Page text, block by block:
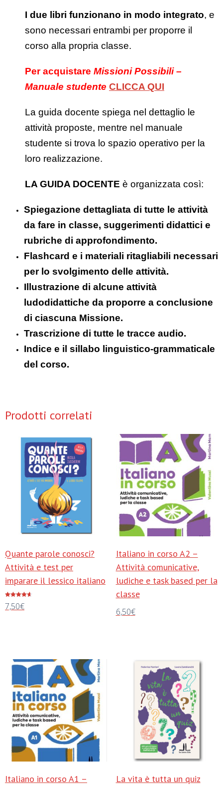
I due libri funzionano in modo integrato, e
sono necessari entrambi per proporre il
corso alla propria classe.
Per acquistare Missioni Possibili –
Manuale studente CLICCA QUI
La guida docente spiega nel dettaglio le
attività proposte, mentre nel manuale
studente si trova lo spazio operativo per la
loro realizzazione.
LA GUIDA DOCENTE è organizzata così:
Spiegazione dettagliata di tutte le attività
da fare in classe, suggerimenti didattici e
rubriche di approfondimento.
Flashcard e i materiali ritagliabili necessari
per lo svolgimento delle attività.
Illustrazione di alcune attività
ludodidattiche da proporre a conclusione
di ciascuna Missione.
Trascrizione di tutte le tracce audio.
Indice e il sillabo linguistico-grammaticale
del corso.
Prodotti correlati
Quante parole conosci?
Attività e test per
imparare il lessico italiano
4.63
su 5
7,50€
Italiano in corso A2 –
Attività comunicative,
ludiche e task based per la
classe
6,50€
Italiano in corso A1 –
La vita è tutta un quiz